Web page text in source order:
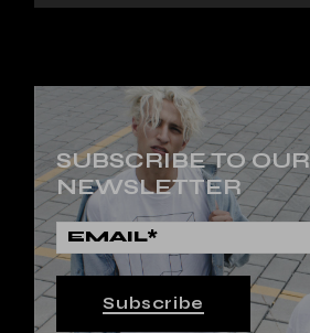
SUBSCRIBE TO OUR
NEWSLETTER
Subscribe